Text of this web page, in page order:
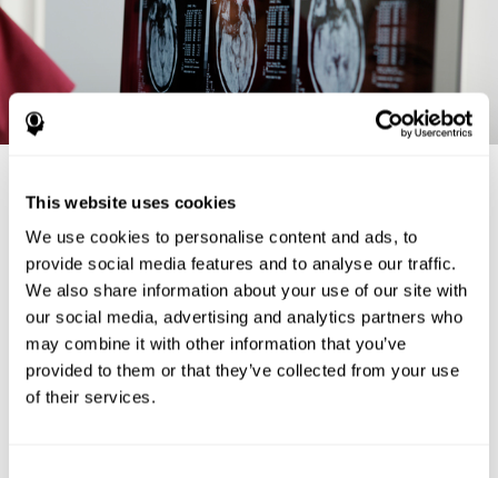
This website uses cookies
We use cookies to personalise content and ads, to
provide social media features and to analyse our traffic.
We also share information about your use of our site with
our social media, advertising and analytics partners who
may combine it with other information that you’ve
provided to them or that they’ve collected from your use
of their services.
yakından bakacağız.
BAZAL GANGLİON:Hareketi başlatmak ve entegre etmek için
çalışan bir grup subkortikal nöronal yapı. Beyin korteksinden ve
ensefalonun tabanından bilgi alır, işler ve koordineli bir harekete izin
vermek için kortekse, medulla ve tabana yansıtırlar. Bu nöronal yapı grubu
ince motor becerilerini koordine etmek için beyincikle birlikte çalışır. Birkaç
yapıdan oluşur:
Gönüllü hareket kontrolünde ima edilen "C" şeklinde bir
çekirdek olan kaudat çekirdeği, öğrenme ve hafıza